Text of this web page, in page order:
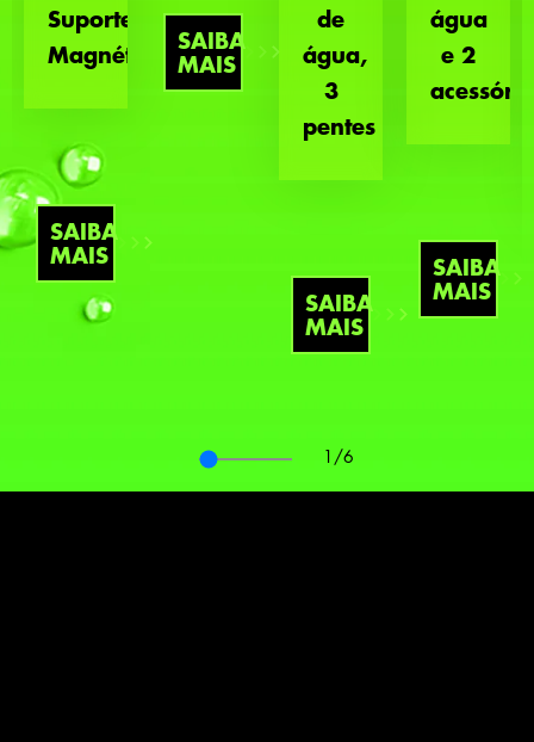
Suporte
Magnético
SAIBA
MAIS
SAIBA
MAIS
de
água,
3
pentes
SAIBA
MAIS
água
e 2
SAIBA
MAIS
1 /6